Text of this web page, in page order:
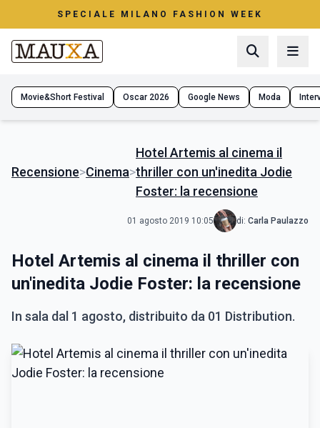
SPECIALE MILANO FASHION WEEK
Movie&Short Festival Oscar 2026 Google News Moda
Recensione>Cinema>
Hotel Artemis al cinema il
thriller con un'inedita Jodie
Foster: la recensione
01 agosto 2019 10:05 di: Carla Paulazzo
Hotel Artemis al cinema il thriller con
un'inedita Jodie Foster: la recensione
In sala dal 1 agosto, distribuito da 01 Distribution.